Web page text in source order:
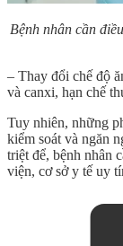
Bệnh nhân cần
– Thay đổi chế độ
và canxi, hạn chế
Tuy nhiên, những
kiểm soát và ngăn
triệt để, bệnh nhân
viện, cơ sở y tế uy